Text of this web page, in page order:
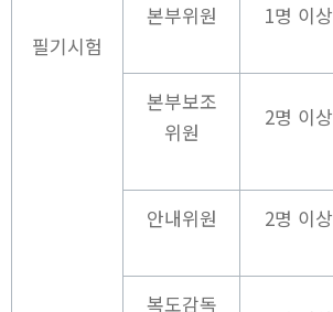
필기시험
본부위원 1명 이상
본부보조
위원
2명 이상
안내위원 2명 이상
복도감독